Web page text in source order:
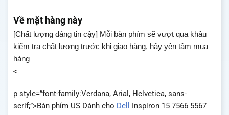
Về mặt hàng này
[Chất lượng đáng tin cậy] Mỗi bàn phím sẽ vượt qua khâu
kiểm tra chất lượng trước khi giao hàng, hãy yên tâm mua
hàng
<
p style=”font-family:Verdana, Arial, Helvetica, sans-
serif;”>Bàn phím US Dành cho Dell
Inspiron 15 7566 5567